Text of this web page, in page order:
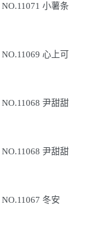
小薯条
心上可
尹甜甜
尹甜甜
冬安